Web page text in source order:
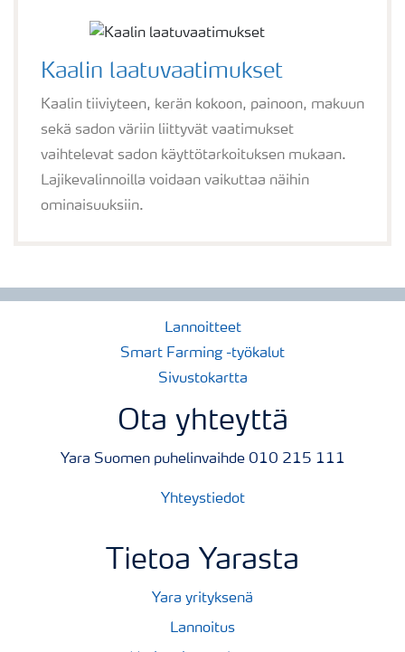
Kaalin laatuvaatimukset
Kaalin tiiviyteen, kerän kokoon, painoon, makuun
sekä sadon väriin liittyvät vaatimukset
vaihtelevat sadon käyttötarkoituksen mukaan.
Lajikevalinnoilla voidaan vaikuttaa näihin
ominaisuuksiin.
Lannoitteet
Smart Farming -työkalut
Sivustokartta
Ota yhteyttä
Yara Suomen puhelinvaihde 010 215 111
Yhteystiedot
Tietoa Yarasta
Yara yrityksenä
Lannoitus